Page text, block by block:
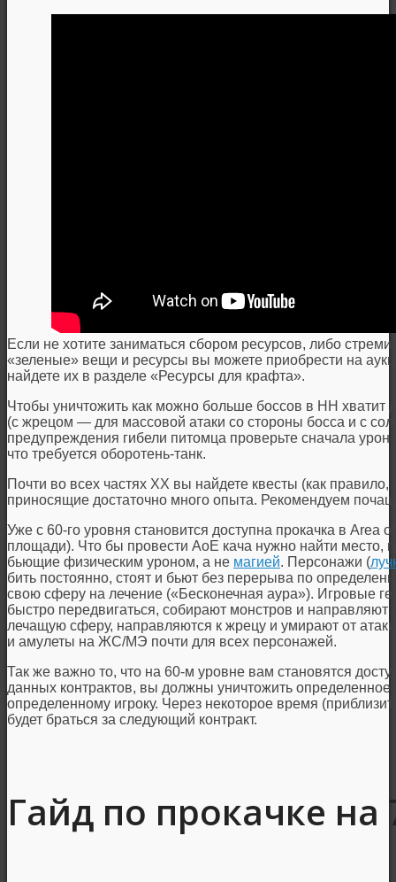
Если не хотите заниматься сбором ресурсов, либо
«зеленые» вещи и ресурсы вы можете приобрести на
найдете их в разделе «Ресурсы для крафта».
Чтобы уничтожить как можно больше боссов в HH
(с жрецом — для массовой атаки со стороны босса и с
предупреждения гибели питомца проверьте сначала
что требуется оборотень-танк.
Почти во всех частях ХХ вы найдете квесты (как
приносящие достаточно много опыта. Рекомендуем
Уже с 60-го уровня становится доступна прокачка в
площади). Что бы провести АоЕ кача нужно найти место,
бьющие физическим уроном, а не магией. Персонажи (
бить постоянно, стоят и бьют без перерыва по
свою сферу на лечение («Бесконечная аура»). Игровые
быстро передвигаться, собирают монстров и
лечащую сферу, направляются к жрецу и умирают от
и амулеты на ЖС/МЭ почти для всех персонажей.
Так же важно то, что на 60-м уровне вам становятся
данных контрактов, вы должны уничтожить определенное
определенному игроку. Через некоторое время
будет браться за следующий контракт.
Гайд по прокачке на